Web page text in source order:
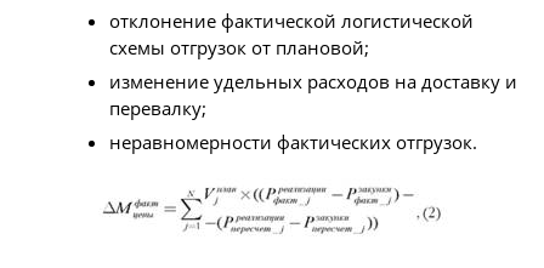
отклонение фактической логистической
схемы отгрузок от плановой;
изменение удельных расходов на доставку и
перевалку;
неравномерности фактических отгрузок.